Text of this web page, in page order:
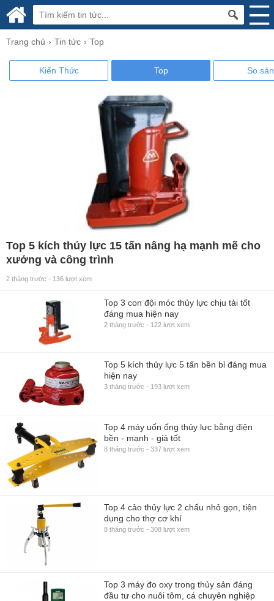
Trang chủ Tin tức Top
Kiến Thức Top So
Top 5 kích thủy lực 15 tấn nâng hạ mạnh mẽ cho
xưởng và công trình
2 tháng trước - 136 lượt xem
Top 3 con đội móc thủy lực chịu tải tốt
đáng mua hiện nay
2 tháng trước - 122 lượt xem
Top 5 kích thủy lực 5 tấn bền bỉ đáng mua
hiện nay
3 tháng trước - 193 lượt xem
Top 4 máy uốn ống thủy lực bằng điện
bền - mạnh - giá tốt
8 tháng trước - 337 lượt xem
Top 4 cảo thủy lực 2 chấu nhỏ gọn, tiện
dụng cho thợ cơ khí
8 tháng trước - 308 lượt xem
Top 3 máy đo oxy trong thủy sản đáng
đầu tư cho nuôi tôm, cá chuyên nghiệp